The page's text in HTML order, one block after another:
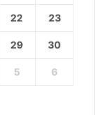
22 23
29 30
5 6